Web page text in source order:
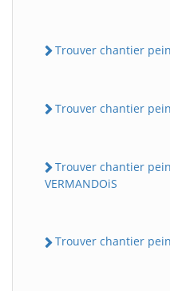
Trouver chantier
Trouver chantier
Trouver chantier
VERMANDOiS
Trouver chantier